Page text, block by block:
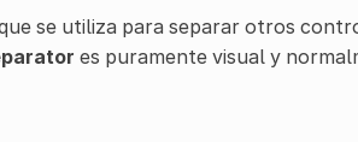
se utiliza para separar otros
es puramente visual y